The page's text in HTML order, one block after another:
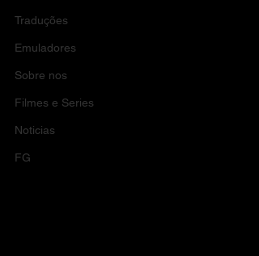
Traduções
Emuladores
Sobre nos
Filmes e Series
Noticias
FG